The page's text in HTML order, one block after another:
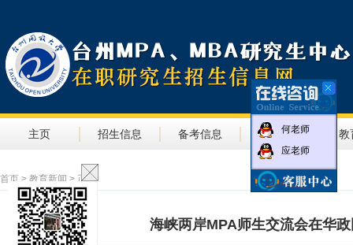
主页 招生信息 备考信息 教学信息 教
首页 > 教育新闻 > 正文
海峡两岸MPA师生交流会在华
何老师
应老师